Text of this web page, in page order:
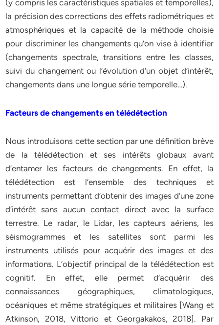
(y compris les caractéristiques spatiales et temporelles),
la précision des corrections des effets radiométriques et
atmosphériques et la capacité de la méthode choisie
pour discriminer les changements qu’on vise à identifier
(changements spectrale, transitions entre les classes,
suivi du changement ou l’évolution d’un objet d’intérêt,
changements dans une longue série temporelle…).
Facteurs de changements en télédétection
Nous introduisons cette section par une définition brève
de la télédétection et ses intérêts globaux avant
d’entamer les facteurs de changements. En effet, la
télédétection est l’ensemble des techniques et
instruments permettant d’obtenir des images d’une zone
d’intérêt sans aucun contact direct avec la surface
terrestre. Le radar, le Lidar, les capteurs aériens, les
séismogrammes et les satellites sont parmi les
instruments utilisés pour acquérir des images et des
informations. L’objectif principal de la télédétection est
cognitif. En effet, elle permet d’acquérir des
connaissances géographiques, climatologiques,
océaniques et même stratégiques et militaires [Wang et
Atkinson, 2018, Vittorio et Georgakakos, 2018]. Par